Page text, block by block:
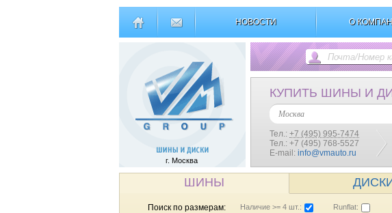
НОВОСТИ О
г. Москва
КУПИТЬ ШИНЫ И
Москва
Тел.: +7 (495) 995-7474
Тел.: +7 (495) 768-5527
E-mail: info@vmauto.ru
ШИНЫ
Поиск по размерам: Наличие >= 4 шт.: Runflat: